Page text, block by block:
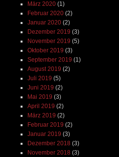
März 2020(1)
Februar 2020(2)
Januar 2020(2)
Dezember 2019 (3)
November 2019 (5)
Oktober 2019 (3)
September 2019 (1)
August 2019 (2)
Juli 2019 (5)
Juni 2019 (2)
Mai 2019 (3)
April 2019 (2)
März 2019 (2)
Februar 2019 (2)
Januar 2019 (3)
Dezember 2018 (3)
November 2018 (3)